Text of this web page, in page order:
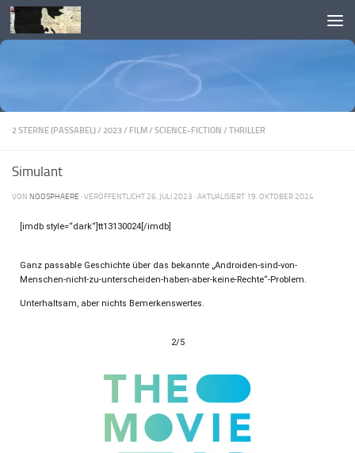
Skip to content
2 STERNE (PASSABEL)/ 2023/ FILM / SCIENCE-FICTION / THRILLER
Simulant
VON NOOSPHAERE · VERÖFFENTLICHT26. JULI 2023 · AKTUALISIERT 19. OKTOBER 2024
[imdb style=“dark“]tt13130024[/imdb]
Ganz passable Geschichte über das bekannte „Androiden-sind-von-
Menschen-nicht-zu-unterscheiden-haben-aber-keine-Rechte“-Problem.
Unterhaltsam, aber nichts Bemerkenswertes.
2/5